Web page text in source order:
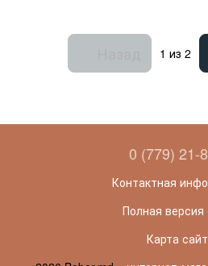
1 из 2
0 (779) 21-
Контактная
Полная версия
Карта